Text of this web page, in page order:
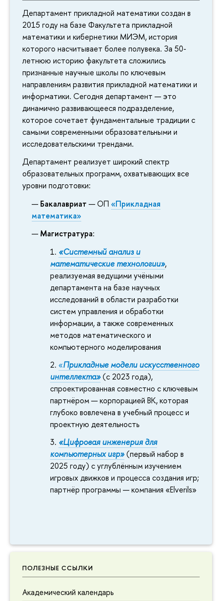
Департамент прикладной математики создан в
2015 году на базе Факультета прикладной
математики и кибернетики МИЭМ, история
которого насчитывает более полувека. За 50-
летнюю историю факультета сложились
признанные научные школы по ключевым
направлениям развития прикладной математики и
информатики. Сегодня департамент — это
динамично развивающееся подразделение,
которое сочетает фундаментальные традиции с
самыми современными образовательными и
исследовательскими трендами.
Департамент реализует широкий спектр
образовательных программ, охватывающих все
уровни подготовки:
Бакалавриат — ОП«Прикладная
математика»
Магистратура:
«Системный анализ и
математические технологии»,
реализуемая ведущими учёными
департамента на базе научных
исследований в области разработки
систем управления и обработки
информации, а также современных
методов математического и
компьютерного моделирования
«Прикладные модели искусственного
интеллекта»(с 2023 года),
спроектированная совместно с ключевым
партнёром — корпорацией ВК, которая
глубоко вовлечена в учебный процесс и
проектную деятельность
«Цифровая инженерия для
компьютерных игр»(первый набор в
2025 году) с углублённым изучением
игровых движков и процесса создания игр;
партнёр программы — компания «Elverils»
ПОЛЕЗНЫЕ ССЫЛКИ
Академический календарь